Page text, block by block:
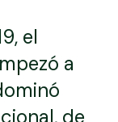
el
a
de